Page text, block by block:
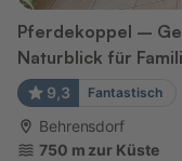
Pferdekoppel –
Naturblick für
9,3 Fantastisch
Behrensdorf
750 m zur Küste